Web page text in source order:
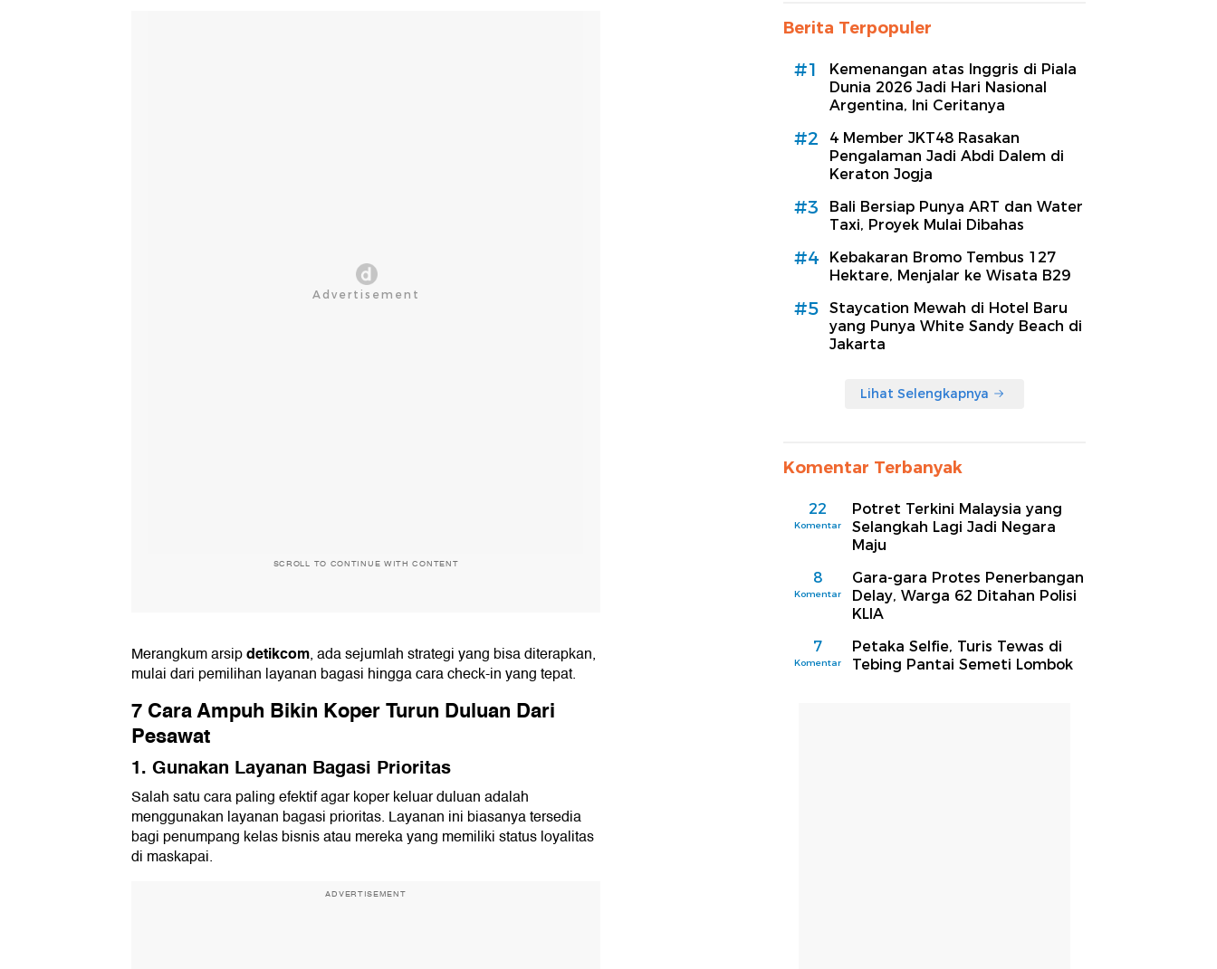
SCROLL TO CONTINUE WITH CONTENT
Merangkum arsipdetikcom, ada sejumlah strategi yang bisa diterapkan,
mulai dari pemilihan layanan bagasi hingga cara check-in yang tepat.
7 Cara Ampuh Bikin Koper Turun Duluan Dari
Pesawat
1. Gunakan Layanan Bagasi Prioritas
Salah satu cara paling efektif agar koper keluar duluan adalah
menggunakan layanan bagasi prioritas. Layanan ini biasanya tersedia
bagi penumpang kelas bisnis atau mereka yang memiliki status loyalitas
di maskapai.
ADVERTISEMENT
Berita Terpopuler
#1
Kemenangan atas Inggris di Piala
Dunia 2026 Jadi Hari Nasional
Argentina, Ini Ceritanya
#2
4 Member JKT48 Rasakan
Pengalaman Jadi Abdi Dalem di
Keraton Jogja
#3
Bali Bersiap Punya ART dan Water
Taxi, Proyek Mulai Dibahas
#4
Kebakaran Bromo Tembus 127
Hektare, Menjalar ke Wisata B29
#5
Staycation Mewah di Hotel Baru
yang Punya White Sandy Beach di
Jakarta
Lihat Selengkapnya
Komentar Terbanyak
22
Komentar
Potret Terkini Malaysia yang
Selangkah Lagi Jadi Negara
Maju
8
Komentar
Gara-gara Protes Penerbangan
Delay, Warga 62 Ditahan Polisi
KLIA
7
Komentar
Petaka Selfie, Turis Tewas di
Tebing Pantai Semeti Lombok